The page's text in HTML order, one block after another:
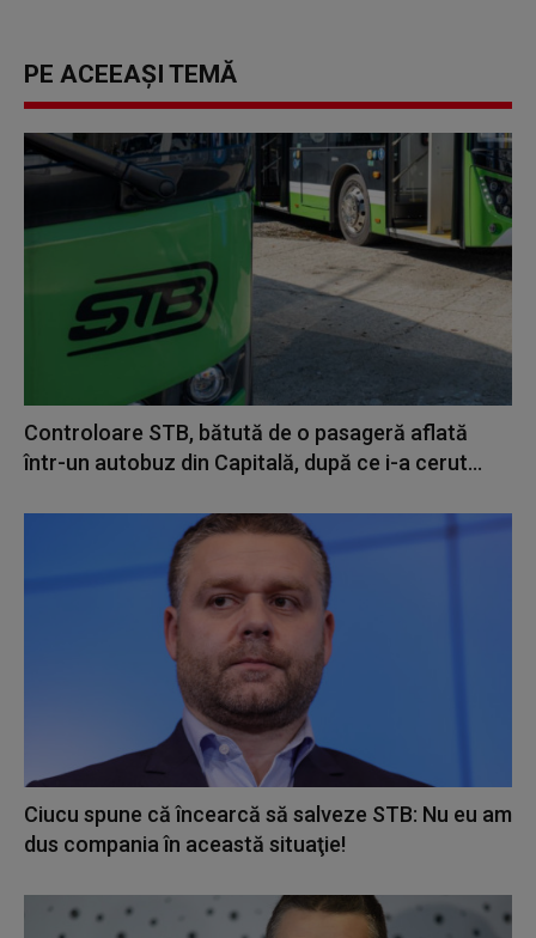
PE ACEEAȘI TEMĂ
Controloare STB, bătută de o pasageră aflată
într-un autobuz din Capitală, după ce i-a cerut...
Ciucu spune că încearcă să salveze STB: Nu eu am
dus compania în această situaţie!